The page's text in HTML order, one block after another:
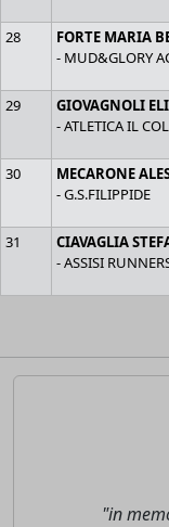
28
FORTE MARIA
- MUD&GLORY
29
GIOVAGNOLI
- ATLETICA IL
30
MECARONE
- G.S.FILIPPIDE
31
CIAVAGLIA
- ASSISI
"in